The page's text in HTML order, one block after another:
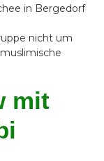
in Bergedorf
nicht um
mit